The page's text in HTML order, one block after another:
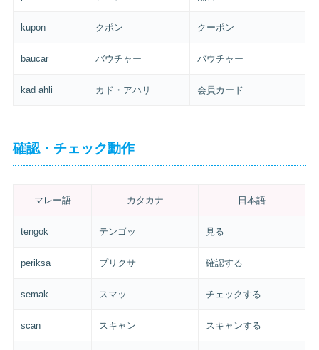
kupon クポン クーポン
baucar バウチャー バウチャー
kad ahli カド・アハリ 会員カード
確認・チェック動作
マレー語 カタカナ 日本語
tengok テンゴッ 見る
periksa プリクサ 確認する
semak スマッ チェックする
scan スキャン スキャンする